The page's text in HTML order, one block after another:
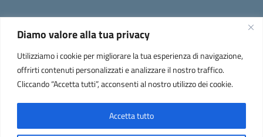
Diamo valore alla tua privacy
Utilizziamo i cookie per migliorare la tua esperienza di navigazione,
offrirti contenuti personalizzati e analizzare il nostro traffico.
Cliccando “Accetta tutti”, acconsenti al nostro utilizzo dei cookie.
Accetta tutto
Codice meccanografico:VEIC859007
Istituto Comprensivo di Portogruaro e Fossalta di Portogruaro- Via
Liguria 32, Portogruaro 30026 (VENEZIA)
Tel. +39 0421 273251 oppure +39 0421 273280
univoco fatturazione elettronica (CUF): UF2QG9 -